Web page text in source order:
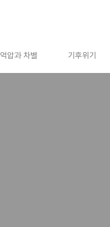
억압과 차별 기후위기